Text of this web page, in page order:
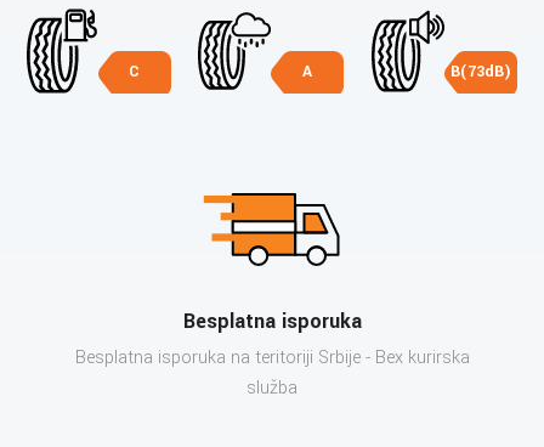
C A B(73dB)
Besplatna isporuka
Besplatna isporuka na teritoriji Srbije - Bex kurirska
služba